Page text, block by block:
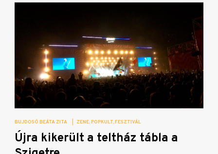
BUJDOSÓ BEÁTA ZITA ZENE POPKULT FESZTIVÁL
Újra kikerült a teltház tábla a